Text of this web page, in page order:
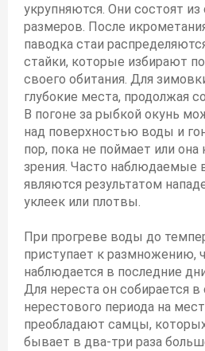
укрупняются. Они состоят
размеров. После
паводка стаи
стайки, которые избирают
своего обитания. Для
глубокие места, продолжая
В погоне за рыбкой окунь
над поверхностью воды и
пор, пока не поймает или она
зрения. Часто наблюдаемые
являются результатом
уклеек или плотвы.
При прогреве воды до
приступает к размножению,
наблюдается в последние
Для нереста он собирается в
нерестового периода на
преобладают самцы,
бывает в два-три раза